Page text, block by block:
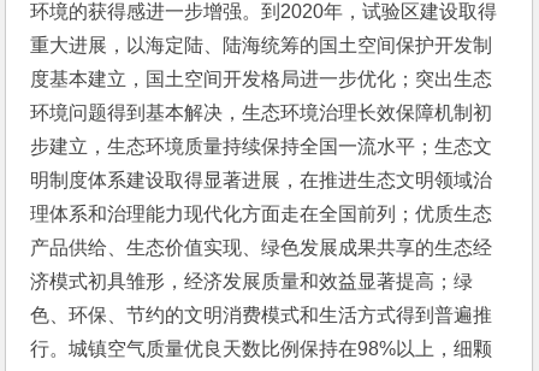
环境的获得感进一步增强。到2020年，试验区建设取得
重大进展，以海定陆、陆海统筹的国土空间保护开发制
度基本建立，国土空间开发格局进一步优化；突出生态
环境问题得到基本解决，生态环境治理长效保障机制初
步建立，生态环境质量持续保持全国一流水平；生态文
明制度体系建设取得显著进展，在推进生态文明领域治
理体系和治理能力现代化方面走在全国前列；优质生态
产品供给、生态价值实现、绿色发展成果共享的生态经
济模式初具雏形，经济发展质量和效益显著提高；绿
色、环保、节约的文明消费模式和生活方式得到普遍推
行。城镇空气质量优良天数比例保持在98%以上，细颗